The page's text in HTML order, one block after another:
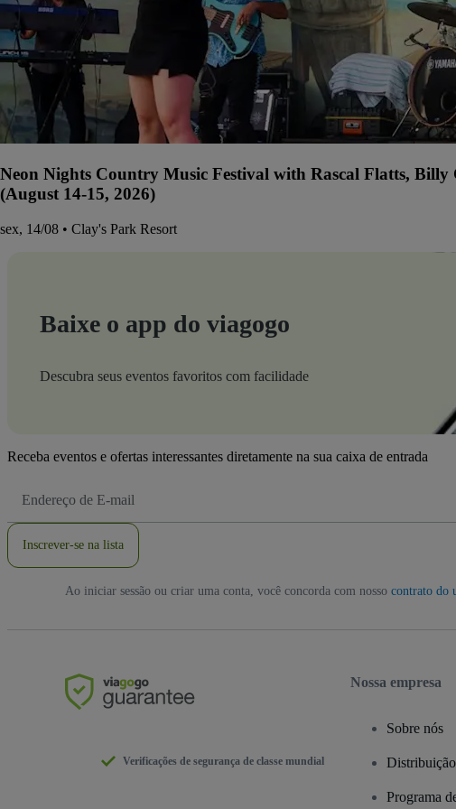
Neon Nights Country Music Festival with Rascal Flatts,
(August 14-15, 2026)
sex, 14/08 • Clay's Park Resort
Baixe o app do viagogo
Descubra seus eventos favoritos com facilidade
Receba eventos e ofertas interessantes diretamente na sua caixa de entrada
de
Inscrever-se na lista
Ao iniciar sessão ou criar uma conta, você concorda com nosso contrato do
Verificações de segurança de classe mundial
Nossa empresa
Sobre nós
Programa